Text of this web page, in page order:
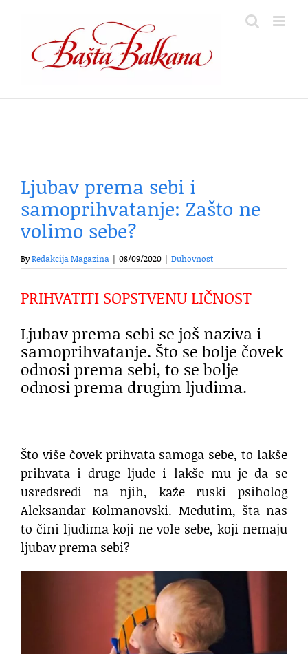
content
Ljubav prema sebi i
samoprihvatanje: Zašto ne
volimo sebe?
ByRedakcija Magazina 08/09/2020 Duhovnost
PRIHVATITI SOPSTVENU LIČNOST
Ljubav prema sebi se još naziva i
samoprihvatanje. Što se bolje čovek
odnosi prema sebi, to se bolje
odnosi prema drugim ljudima.
Što više čovek prihvata samoga sebe, to lakše
prihvata i druge ljude i lakše mu je da se
usredsredi na njih, kaže ruski psiholog
Aleksandar Kolmanovski. Međutim, šta nas
to čini ljudima koji ne vole sebe, koji nemaju
ljubav prema sebi?